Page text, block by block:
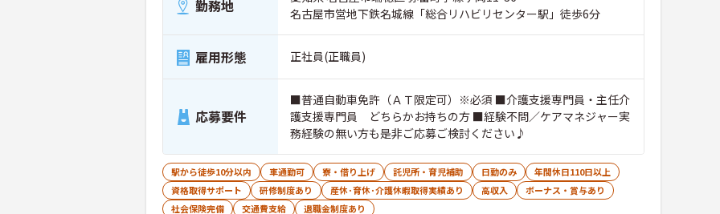
勤務地
名古屋市営地下鉄名城線「総合リハビリセンター駅」徒歩6分
雇用形態 正社員(正職員)
応募要件
■普通自動車免許（ＡＴ限定可）※必須 ■介護支援専門員・主任介
護支援専門員 どちらかお持ちの方 ■経験不問／ケアマネジャー実
務経験の無い方も是非ご応募ご検討ください♪
駅から徒歩10分以内 車通勤可 寮・借り上げ 託児所・育児補助 日勤のみ
年間休日110日以上
資格取得サポート
研修制度あり 産休･育休･介護休暇取得実績あり 高収入
ボーナス・賞与あり
社会保険完備
交通費支給 退職金制度あり